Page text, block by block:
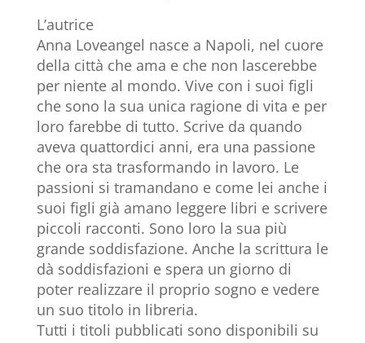
L’autrice
Anna Loveangel nasce a Napoli, nel cuore
della città che ama e che non lascerebbe
per niente al mondo. Vive con i suoi figli
che sono la sua unica ragione di vita e per
loro farebbe di tutto. Scrive da quando
aveva quattordici anni, era una passione
che ora sta trasformando in lavoro. Le
passioni si tramandano e come lei anche i
suoi figli già amano leggere libri e scrivere
piccoli racconti. Sono loro la sua più
grande soddisfazione. Anche la scrittura le
dà soddisfazioni e spera un giorno di
poter realizzare il proprio sogno e vedere
un suo titolo in libreria.
Tutti i titoli pubblicati sono disponibili su